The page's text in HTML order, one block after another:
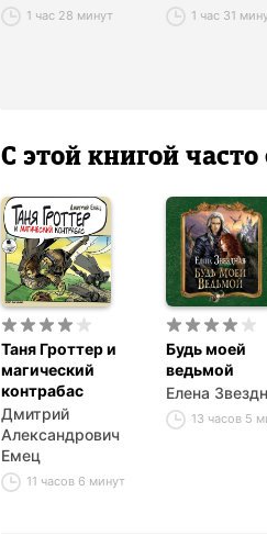
1 час 28 минут 1 час 31
С этой книгой
Таня Гроттер и
магический
контрабас
Дмитрий
Александрович
Емец
11 часов 6 минут
Будь моей
ведьмой
Елена
13 часов 5